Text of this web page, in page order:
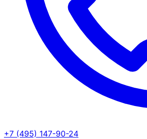
+7 (495) 147-90-24